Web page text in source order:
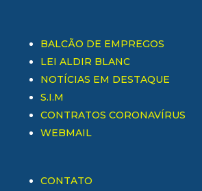
BALCÃO DE EMPREGOS
LEI ALDIR BLANC
NOTÍCIAS EM DESTAQUE
S.I.M
CONTRATOS CORONAVÍRUS
WEBMAIL
CONTATO